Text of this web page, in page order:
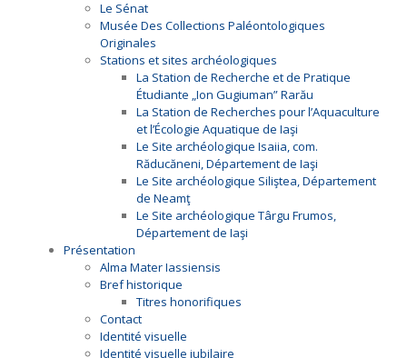
Le Sénat
Musée Des Collections Paléontologiques
Originales
Stations et sites archéologiques
La Station de Recherche et de Pratique
Étudiante „Ion Gugiuman” Rarău
La Station de Recherches pour l’Aquaculture
et l’Écologie Aquatique de Iaşi
Le Site archéologique Isaiia, com.
Răducăneni, Département de Iaşi
Le Site archéologique Siliştea, Département
de Neamţ
Le Site archéologique Târgu Frumos,
Département de Iaşi
Présentation
Alma Mater Iassiensis
Bref historique
Titres honorifiques
Contact
Identité visuelle
Identité visuelle jubilaire